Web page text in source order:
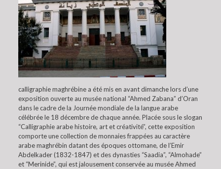
calligraphie maghrébine a été mis en avant dimanche lors d’une
exposition ouverte au musée national “Ahmed Zabana” d’Oran
dans le cadre de la Journée mondiale de la langue arabe
célébrée le 18 décembre de chaque année. Placée sous le slogan
“Calligraphie arabe histoire, art et créativité”, cette exposition
comporte une collection de monnaies frappées au caractère
arabe maghrébin datant des époques ottomane, de l’Emir
Abdelkader (1832-1847) et des dynasties “Saadia”, “Almohade”
et “Merinide”, qui est jalousement conservée au musée Ahmed